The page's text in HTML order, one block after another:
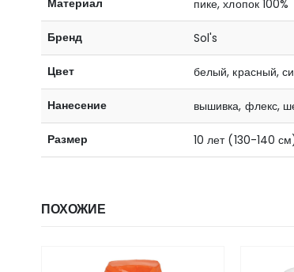
пике, хлопок 100%
Бренд Sol's
Цвет белый, красный,
Нанесение вышивка, флекс,
Размер 10 лет (130-140
ПОХОЖИЕ